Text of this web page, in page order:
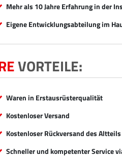
Mehr als 10 Jahre Erfahrung in der
Eigene Entwicklungsabteilung im
VORTEILE:
Waren in Erstausrüsterqualität
Kostenloser Versand
Kostenloser Rückversand des Altteils
Schneller und kompetenter Service